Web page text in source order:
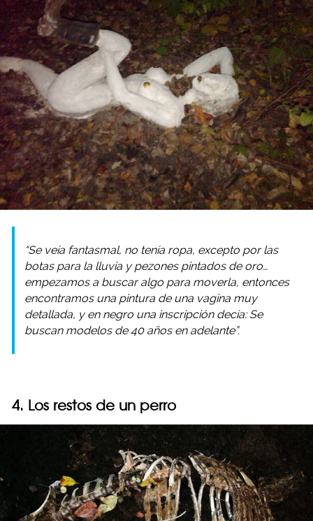
“Se veía fantasmal, no tenía ropa, excepto por las
botas para la lluvia y pezones pintados de oro…
empezamos a buscar algo para moverla, entonces
encontramos una pintura de una vagina muy
detallada, y en negro una inscripción decía: Se
buscan modelos de 40 años en adelante”.
4. Los restos de un perro